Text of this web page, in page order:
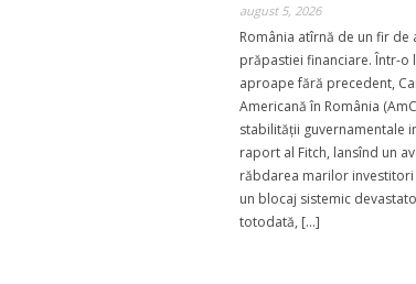
august 5, 2026
România atîrnă de un fir de
prăpastiei financiare. Într-o
aproape fără precedent,
Americană în România
stabilității guvernamentale
raport al Fitch, lansînd un
răbdarea marilor investitori
un blocaj sistemic
totodată, […]